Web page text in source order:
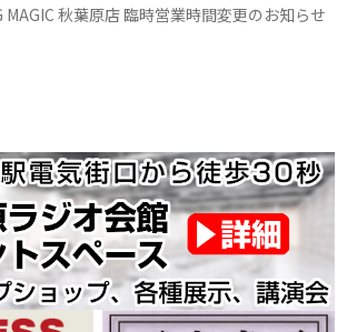
MAGIC 秋葉原店 臨時営業時間変更のお知らせ